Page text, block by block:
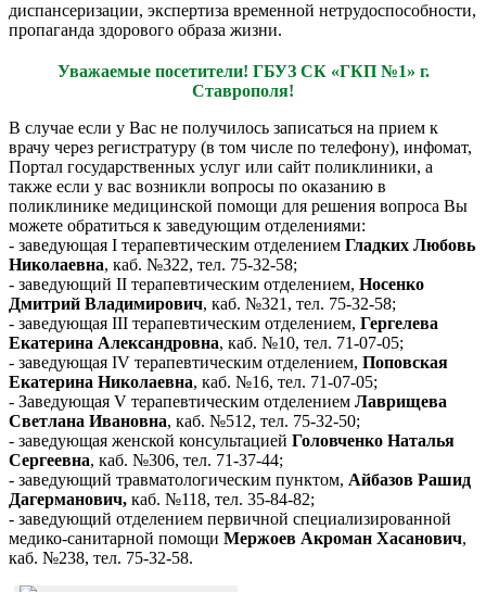
диспансеризации, экспертиза временной нетрудоспособности,
пропаганда здорового образа жизни.
Уважаемые посетители! ГБУЗ СК «ГКП №1» г.
Ставрополя!
В случае если у Вас не получилось записаться на прием к
врачу через регистратуру (в том числе по телефону), инфомат,
Портал государственных услуг или сайт поликлиники, а
также если у вас возникли вопросы по оказанию в
поликлинике медицинской помощи для решения вопроса Вы
можете обратиться к заведующим отделениями:
- заведующая I терапевтическим отделением Гладких Любовь
Николаевна, каб. №322, тел. 75-32-58;
- заведующий II терапевтическим отделением, Носенко
Дмитрий Владимирович, каб. №321, тел. 75-32-58;
- заведующая III терапевтическим отделением, Гергелева
Екатерина Александровна, каб. №10, тел. 71-07-05;
- заведующая IV терапевтическим отделением, Поповская
Екатерина Николаевна, каб. №16, тел. 71-07-05;
- Заведующая V терапевтическим отделением Лаврищева
Светлана Ивановна, каб. №512, тел. 75-32-50;
- заведующая женской консультацией Головченко Наталья
Сергеевна, каб. №306, тел. 71-37-44;
- заведующий травматологическим пунктом, Айбазов Рашид
Дагерманович, каб. №118, тел. 35-84-82;
- заведующий отделением первичной специализированной
медико-санитарной помощи Мержоев Акроман Хасанович,
каб. №238, тел. 75-32-58.